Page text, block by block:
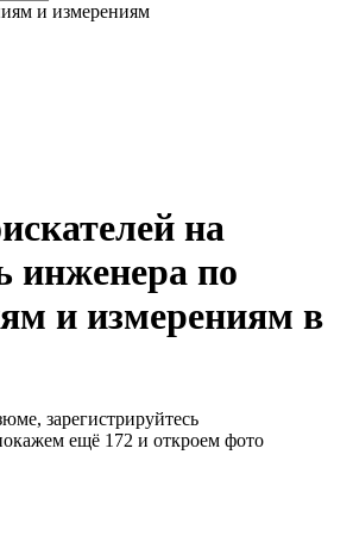
и измерениям
на
инженера по
и измерениям в
зарегистрируйтесь
ещё 172 и откроем фото